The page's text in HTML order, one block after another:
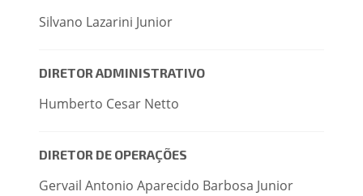
Silvano Lazarini Junior
DIRETOR ADMINISTRATIVO
Humberto Cesar Netto
DIRETOR DE OPERAÇÕES
Gervail Antonio Aparecido Barbosa Junior